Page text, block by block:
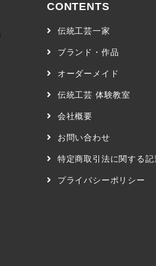
CONTENTS
伝統工芸一家
ブランド・作品
オーダーメイド
伝統工芸 体験教室
会社概要
お問い合わせ
特定商取引法に関する記
プライバシーポリシー